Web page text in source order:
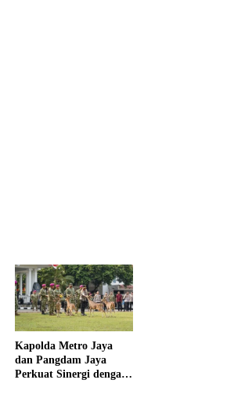
Kapolda Metro Jaya
dan Pangdam Jaya
Perkuat Sinergi dengan